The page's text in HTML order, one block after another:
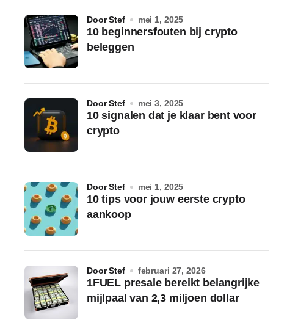
10 beginnersfouten bij crypto
beleggen
door Stef mei 1, 2025
10 signalen dat je klaar bent voor
crypto
door Stef mei 3, 2025
10 tips voor jouw eerste crypto
aankoop
door Stef mei 1, 2025
1FUEL presale bereikt belangrijke
mijlpaal van 2,3 miljoen dollar
door Stef februari 27, 2026